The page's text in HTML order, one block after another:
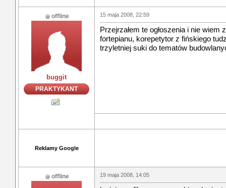
offline
buggit
PRAKTYKANT
15 maja 2008, 22:59
Przejrzałem te ogłoszenia i nie wiem
fortepianu, korepetytor z fińskiego
trzyletniej suki do tematów
Reklamy Google
offline 19 maja 2008, 14:05